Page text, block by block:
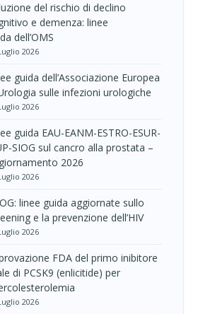
del rischio di declino
e demenza: linee
dell’OMS
2026
guida dell’Associazione Europea
sulle infezioni urologiche
2026
guida EAU-EANM-ESTRO-ESUR-
SIOG sul cancro alla prostata –
2026
2026
linee guida aggiornate sullo
e la prevenzione dell’HIV
2026
FDA del primo inibitore
di PCSK9 (enlicitide) per
2026